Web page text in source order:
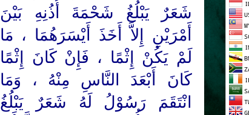
شَعَرٌ يَبْلُغُ شَحْمَةَ أُذُنِهِ بَيْنَ
أَمْرَيْنِ إِلاَّ أَخَذَ أَيْسَرَهُمَا ، مَا
لَمْ يَكُنْ إِثْمًا ، فَإِنْ كَانَ إِثْمًا
كَانَ أَبْعَدَ النَّاسِ مِنْهُ ، وَمَا
انْتَقَمَ رَسُوْلُ لَهُ شَعَرٌ يَبْلُغُ